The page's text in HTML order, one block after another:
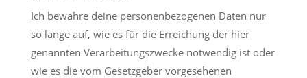
Ich bewahre deine personenbezogenen Daten nur
so lange auf, wie es für die Erreichung der hier
genannten Verarbeitungszwecke notwendig ist oder
wie es die vom Gesetzgeber vorgesehenen